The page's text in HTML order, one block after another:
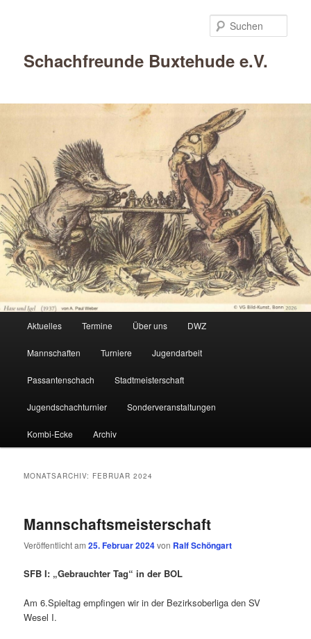
Schachfreunde Buxtehude e.V.
Zum
primären
Inhalt
springen
Zum
sekundären
Inhalt
springen
Aktuelles Termine Über uns DWZ
Mannschaften Turniere Jugendarbeit
Passantenschach Stadtmeisterschaft
Jugendschachturnier Sonderveranstaltungen
Kombi-Ecke Archiv
MONATSARCHIV: FEBRUAR 2024
Mannschaftsmeisterschaft
Veröffentlicht am25. Februar 2024von Ralf Schöngart
SFB I: „Gebrauchter Tag“ in der BOL
Am 6.Spieltag empfingen wir in der Bezirksoberliga den SV
Wesel I.